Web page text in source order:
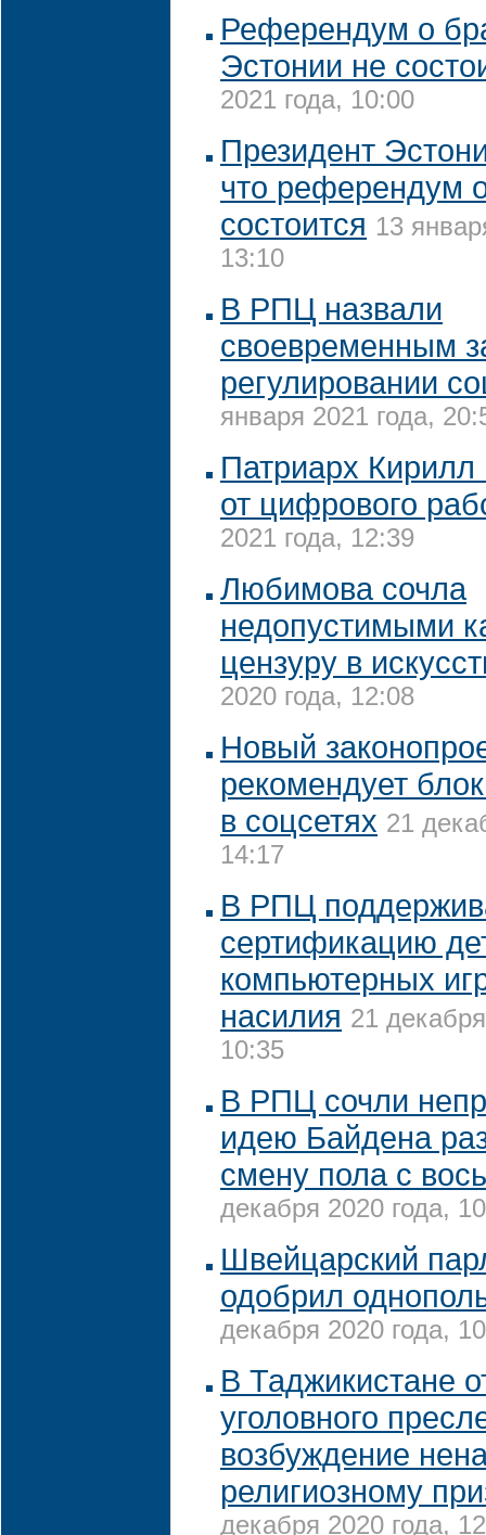
Референдум о
Эстонии не
2021 года, 10:00
Президент
что референдум
состоится 13
13:10
В РПЦ назвали
своевременным
регулировании
января 2021 года,
Патриарх Кирилл
от цифрового
2021 года, 12:39
Любимова сочла
недопустимыми
цензуру в
2020 года, 12:08
Новый
рекомендует
в соцсетях 21
14:17
В РПЦ
сертификацию
компьютерных
насилия 21
10:35
В РПЦ сочли
идею Байдена
смену пола с
декабря 2020 года,
Швейцарский
одобрил
декабря 2020 года,
В Таджикистане
уголовного
возбуждение
религиозному